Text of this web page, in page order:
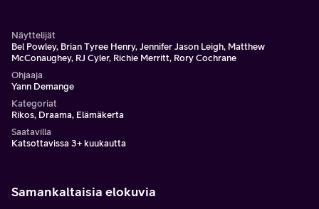
Näyttelijät
Bel Powley, Brian Tyree Henry, Jennifer Jason Leigh, Matthew
McConaughey, RJ Cyler, Richie Merritt, Rory Cochrane
Ohjaaja
Yann Demange
Kategoriat
Rikos, Draama, Elämäkerta
Saatavilla
Katsottavissa 3+ kuukautta
Samankaltaisia elokuvia